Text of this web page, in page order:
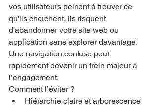
vos utilisateurs peinent à trouver ce
qu'ils cherchent, ils risquent
d'abandonner votre site web ou
application sans explorer davantage.
Une navigation confuse peut
rapidement devenir un frein majeur à
l’engagement.
Comment l’éviter ?
Hiérarchie claire et arborescence